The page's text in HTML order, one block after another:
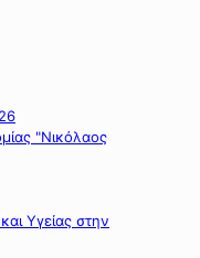
"Νικόλαος
Υγείας στην